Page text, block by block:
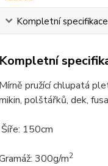
Kompletní specifikace
Kompletní
Mírně pružící chlupatá
polštářků, dek,
Šíře: 150cm
300g/m2